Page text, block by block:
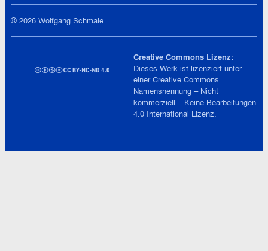
© 2026 Wolfgang Schmale
Creative Commons Lizenz:
Dieses Werk ist lizenziert unter
einerCreative Commons
Namensnennung – Nicht
kommerziell – Keine Bearbeitungen
4.0 International Lizenz.